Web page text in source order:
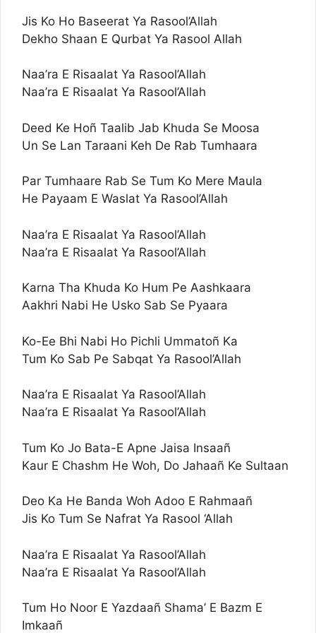
Jis Ko Ho Baseerat Ya Rasool’Allah
Dekho Shaan E Qurbat Ya Rasool Allah
Naa’ra E Risaalat Ya Rasool’Allah
Naa’ra E Risaalat Ya Rasool’Allah
Deed Ke Hoñ Taalib Jab Khuda Se Moosa
Un Se Lan Taraani Keh De Rab Tumhaara
Par Tumhaare Rab Se Tum Ko Mere Maula
He Payaam E Waslat Ya Rasool’Allah
Naa’ra E Risaalat Ya Rasool’Allah
Naa’ra E Risaalat Ya Rasool’Allah
Karna Tha Khuda Ko Hum Pe Aashkaara
Aakhri Nabi He Usko Sab Se Pyaara
Ko-Ee Bhi Nabi Ho Pichli Ummatoñ Ka
Tum Ko Sab Pe Sabqat Ya Rasool’Allah
Naa’ra E Risaalat Ya Rasool’Allah
Naa’ra E Risaalat Ya Rasool’Allah
Tum Ko Jo Bata-E Apne Jaisa Insaañ
Kaur E Chashm He Woh, Do Jahaañ Ke Sultaan
Deo Ka He Banda Woh Adoo E Rahmaañ
Jis Ko Tum Se Nafrat Ya Rasool ‘Allah
Naa’ra E Risaalat Ya Rasool’Allah
Naa’ra E Risaalat Ya Rasool’Allah
Tum Ho Noor E Yazdaañ Shama’ E Bazm E
Imkaañ